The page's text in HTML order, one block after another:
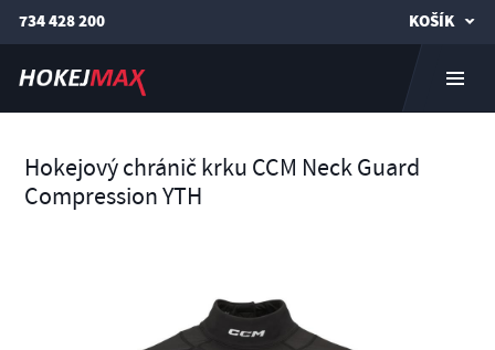
734 428 200 KOŠÍK
Hokejový chránič krku CCM Neck Guard
Compression YTH